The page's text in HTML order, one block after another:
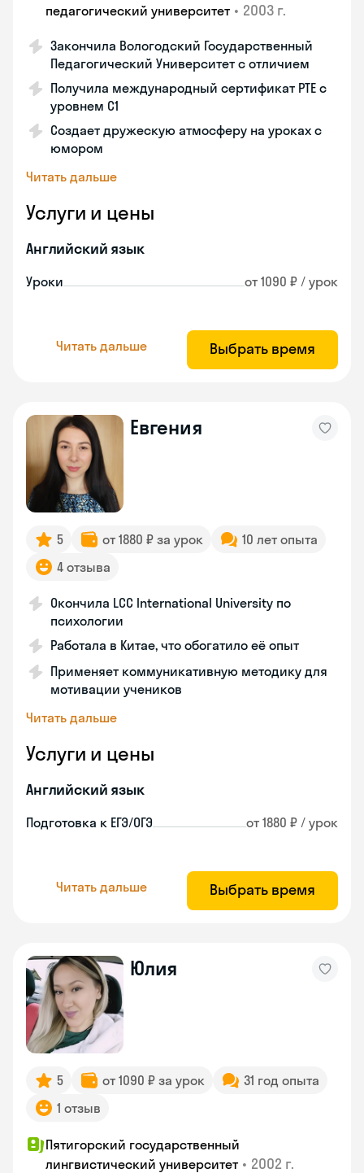
педагогический университет • 2003 г.
Закончила Вологодский Государственный
Педагогический Университет с отличием
Получила международный сертификат PTE с
уровнем C1
Создает дружескую атмосферу на уроках с
юмором
Читать дальше
Услуги и цены
Английский язык
Уроки от 1090 ₽ / урок
Читать дальше Выбрать время
Евгения
5 от 1880 ₽ за урок
10 лет опыта
4 отзыва
Окончила LCC International University по
психологии
Работала в Китае, что обогатило её опыт
Применяет коммуникативную методику для
мотивации учеников
Читать дальше
Услуги и цены
Английский язык
Подготовка к ЕГЭ/ОГЭ от 1880 ₽ / урок
Читать дальше Выбрать время
Юлия
5 от 1090 ₽ за урок
31 год опыта
1 отзыв
Пятигорский государственный
лингвистический университет • 2002 г.